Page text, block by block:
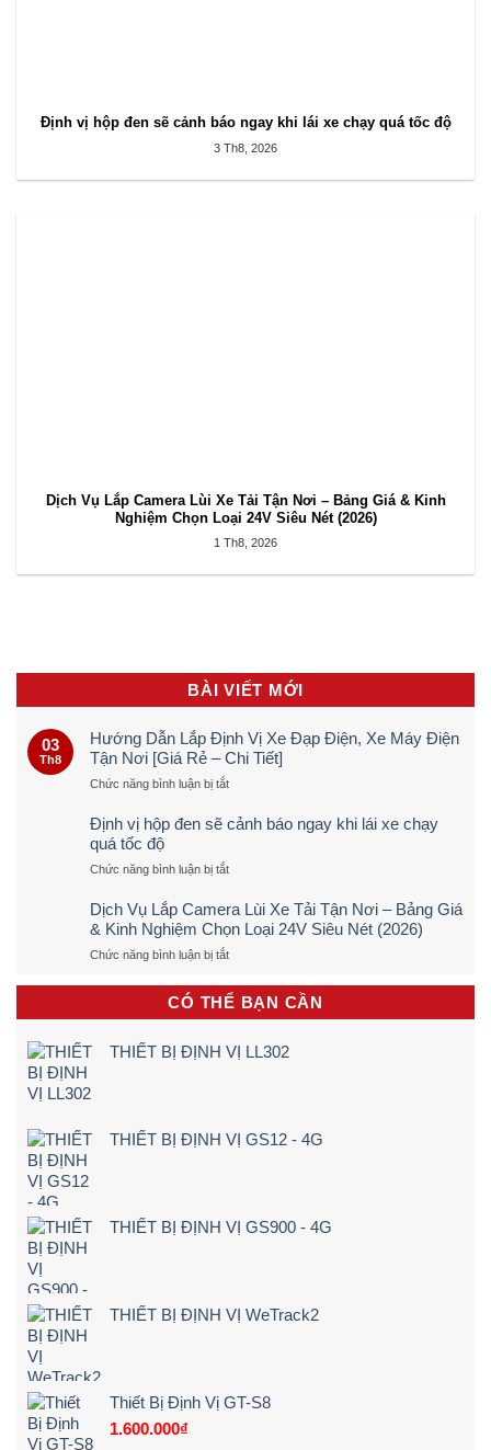
Định vị hộp đen sẽ cảnh báo ngay khi lái xe chạy quá tốc độ
3 Th8, 2026
Dịch Vụ Lắp Camera Lùi Xe Tải Tận Nơi – Bảng Giá & Kinh
Nghiệm Chọn Loại 24V Siêu Nét (2026)
1 Th8, 2026
BÀI VIẾT MỚI
03
Th8
Hướng Dẫn Lắp Định Vị Xe Đạp Điện, Xe Máy Điện
Tận Nơi [Giá Rẻ – Chi Tiết]
Chức năng bình luận bị tắtở
Dẫn
Vị
Đạp
Điện,
Máy
Tận
Nơi
Rẻ
Định vị hộp đen sẽ cảnh báo ngay khi lái xe chạy
quá tốc độ
Chức năng bình luận bị tắtở
hộp
đen
sẽ
báo
ngay
lái
xe
độ
Dịch Vụ Lắp Camera Lùi Xe Tải Tận Nơi – Bảng Giá
& Kinh Nghiệm Chọn Loại 24V Siêu Nét (2026)
Chức năng bình luận bị tắtở
Vụ
Lắp
Xe
Bảng
Chọn
(2026)
CÓ THỂ BẠN CẦN
THIẾT BỊ ĐỊNH VỊ LL302
THIẾT BỊ ĐỊNH VỊ GS12 - 4G
THIẾT BỊ ĐỊNH VỊ GS900 - 4G
THIẾT BỊ ĐỊNH VỊ WeTrack2
Thiết Bị Định Vị GT-S8
1.600.000₫